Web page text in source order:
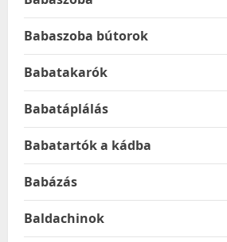
Babaszoba bútorok
Babatakarók
Babatáplálás
Babatartók a kádba
Babázás
Baldachinok